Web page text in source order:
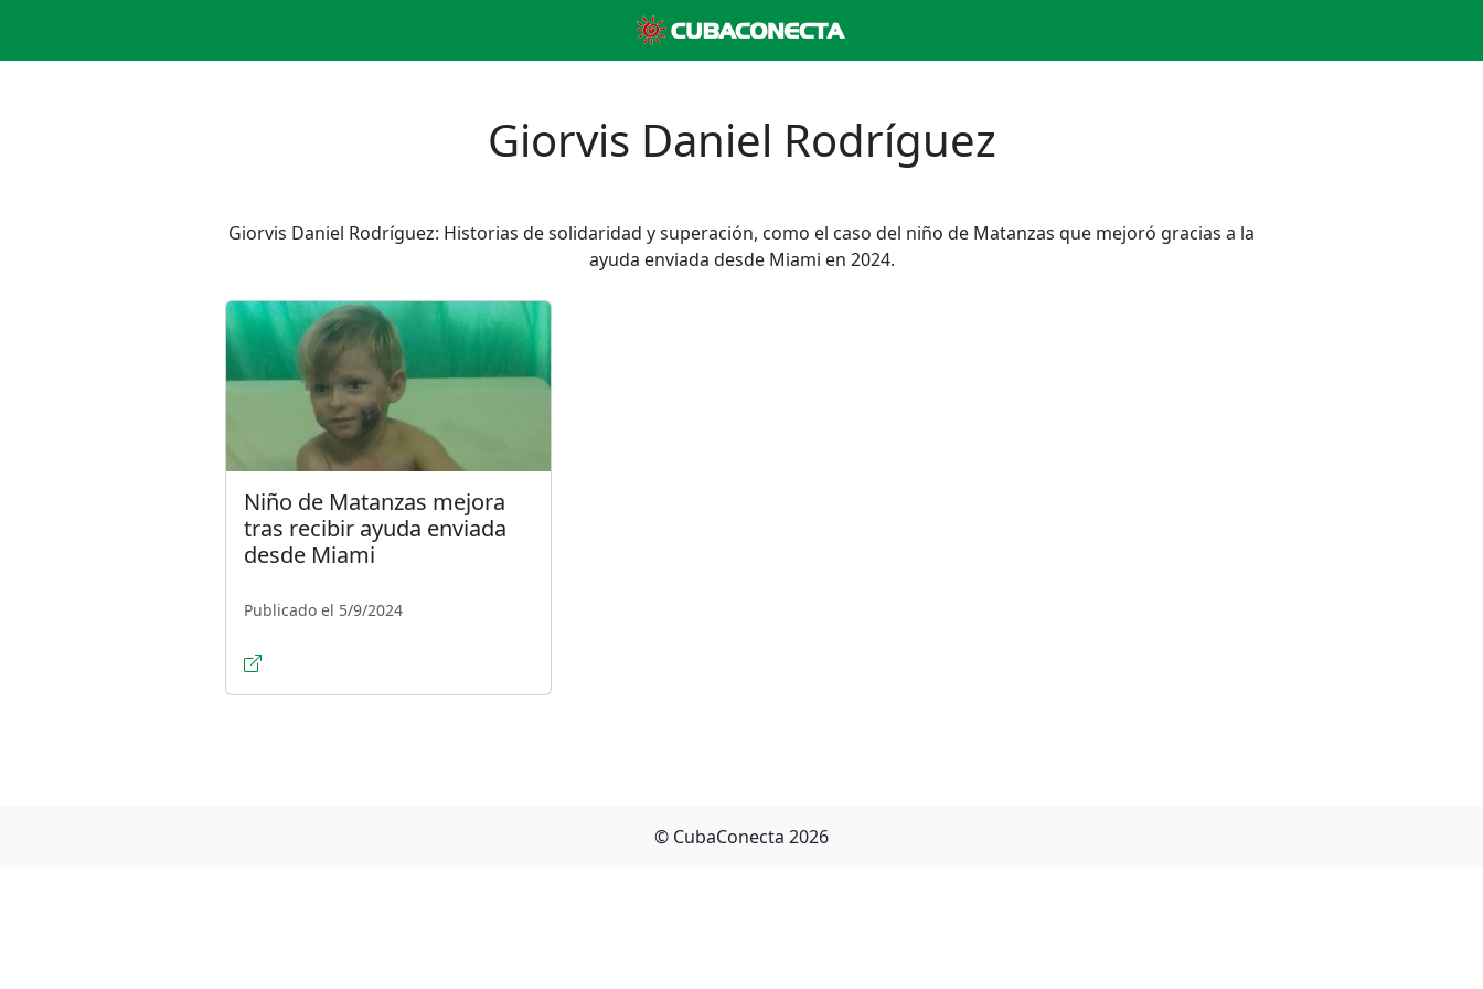
Giorvis Daniel Rodríguez
Giorvis Daniel Rodríguez: Historias de solidaridad y superación, como el caso del niño de Matanzas que mejoró gracias a la
ayuda enviada desde Miami en 2024.
Niño de Matanzas mejora
tras recibir ayuda enviada
desde Miami
Publicado el 5/9/2024
© CubaConecta 2026